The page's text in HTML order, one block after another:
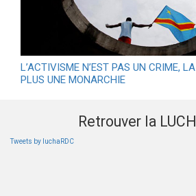
L’ACTIVISME N’EST PAS UN CRIME,
PLUS UNE MONARCHIE
Retrouver la
Tweets by luchaRDC